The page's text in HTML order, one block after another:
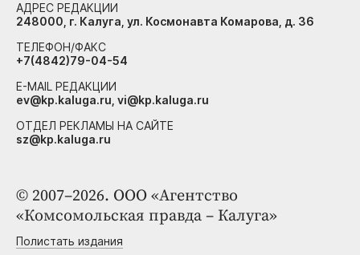
© 2007–2026. ООО «Агентство
«Комсомольская правда – Калуга»
Полистать издания
АДРЕС РЕДАКЦИИ
248000, г. Калуга, ул. Космонавта Комарова, д. 36
ТЕЛЕФОН/ФАКС
+7(4842)79-04-54
E-MAIL РЕДАКЦИИ
ev@kp.kaluga.ru, vi@kp.kaluga.ru
ОТДЕЛ РЕКЛАМЫ НА САЙТЕ
sz@kp.kaluga.ru